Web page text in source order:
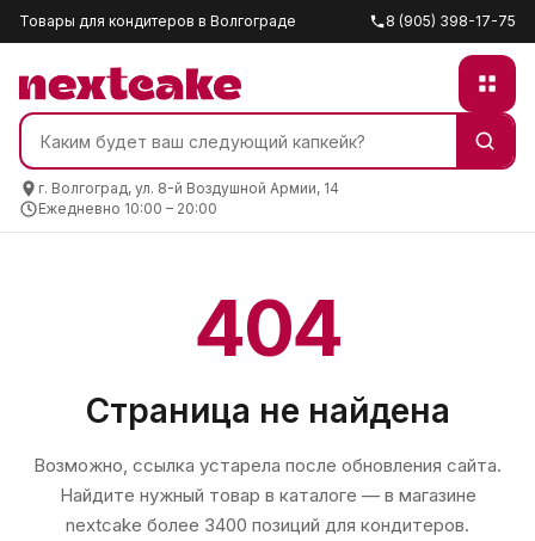
Товары для кондитеров в Волгограде 8 (905) 398-17-75
г. Волгоград, ул. 8-й Воздушной Армии, 14
Ежедневно 10:00 – 20:00
404
Страница не найдена
Возможно, ссылка устарела после обновления сайта.
Найдите нужный товар в каталоге — в магазине
nextcake более 3400 позиций для кондитеров.